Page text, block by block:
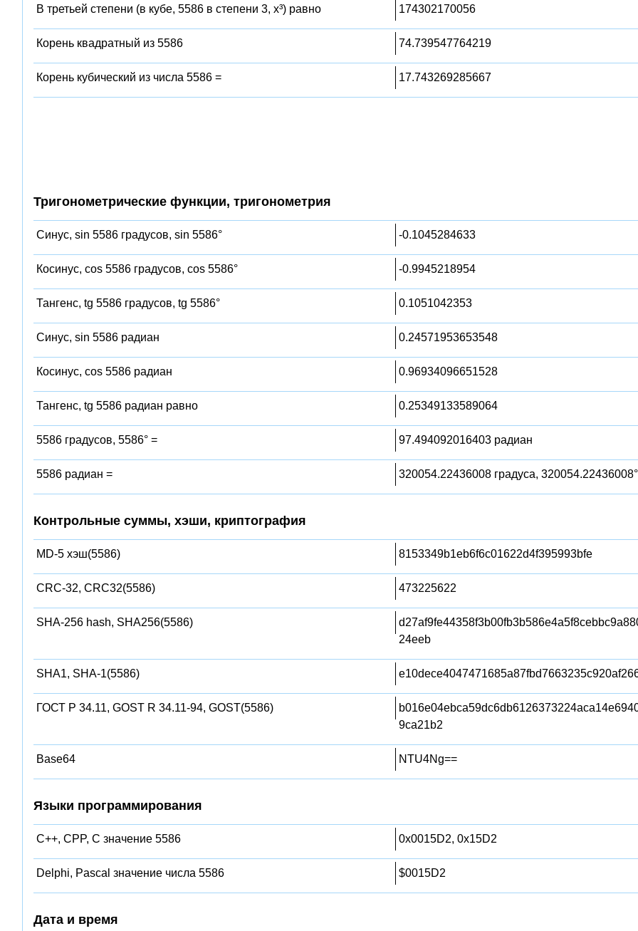
В третьей степени (в кубе, 5586 в степени 3, x³) равно 174302170056
Корень квадратный из 5586 74.739547764219
Корень кубический из числа 5586 = 17.743269285667
Тригонометрические функции, тригонометрия
Синус, sin 5586 градусов, sin 5586° -0.1045284633
Косинус, cos 5586 градусов, cos 5586° -0.9945218954
Тангенс, tg 5586 градусов, tg 5586° 0.1051042353
Синус, sin 5586 радиан 0.24571953653548
Косинус, cos 5586 радиан 0.96934096651528
Тангенс, tg 5586 радиан равно 0.25349133589064
5586 градусов, 5586° = 97.494092016403 радиан
5586 радиан = 320054.22436008 градуса, 320054.22436008°
Контрольные суммы, хэши, криптография
MD-5 хэш(5586) 8153349b1eb6f6c01622d4f395993bfe
CRC-32, CRC32(5586) 473225622
SHA-256 hash, SHA256(5586)
24eeb
SHA1, SHA-1(5586)
ГОСТ Р 34.11, GOST R 34.11-94, GOST(5586)
9ca21b2
Base64 NTU4Ng==
Языки программирования
C++, CPP, C значение 5586 0x0015D2, 0x15D2
Delphi, Pascal значение числа 5586 $0015D2
Дата и время